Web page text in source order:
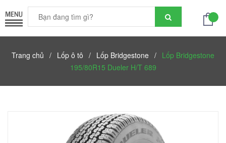
Trang chủ / Lốp ô tô / Lốp Bridgestone / Lốp Bridgestone
195/80R15 Dueler H/T 689